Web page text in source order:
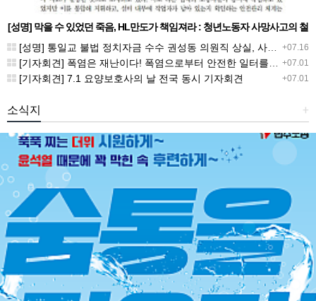
[성명] 막을 수 있었던 죽음, HL만도가 책임져라 : 청년노동자 사망사고의 철
저한 진상규명과 재발방지 대책 마련하라
+07.16
[성명] 통일교 불법 정치자금 수수 권성동 의원직 상실, 사필귀정이다
+07.01
[기자회견] 폭염은 재난이다! 폭염으로부터 안전한 일터를 위한 민주노총 강원지역본부 폭염감시단 선포 기자회견
+07.01
[기자회견] 7.1 요양보호사의 날 전국 동시 기자회견
+
소식지